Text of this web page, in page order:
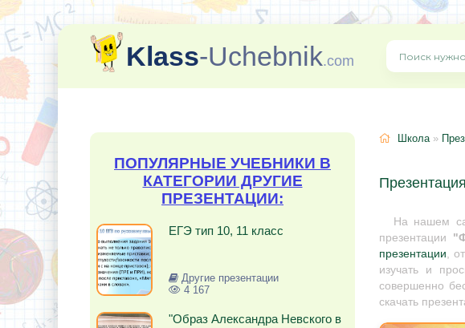
Klass-Uchebnik.com
ПОПУЛЯРНЫЕ УЧЕБНИКИ В
КАТЕГОРИИ ДРУГИЕ
ПРЕЗЕНТАЦИИ:
ЕГЭ тип 10, 11 класс
Другие презентации
4 167
"Образ Александра Невского в
Школа»
На нашем
презентации
презентации,
изучать и
совершенно
скачать